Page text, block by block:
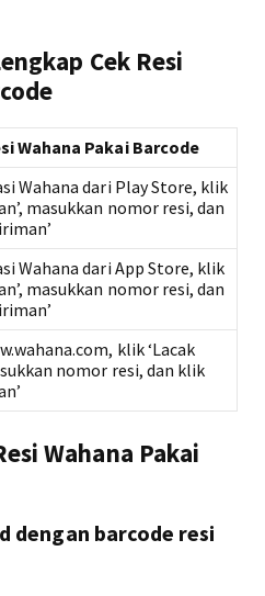
Cek Resi
Wahana Pakai Barcode
Wahana dari Play Store, klik
masukkan nomor resi, dan
Wahana dari App Store, klik
masukkan nomor resi, dan
klik ‘Lacak
nomor resi, dan klik
Wahana Pakai
dengan barcode resi